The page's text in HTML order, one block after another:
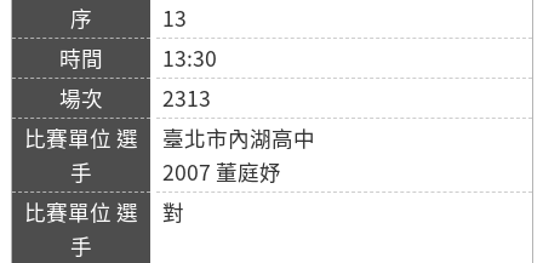
13
13:30
2313
臺北市內湖高中
2007 董庭妤
對